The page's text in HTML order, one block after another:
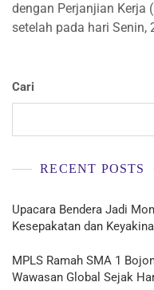
dengan Perjanjian Kerja
setelah pada hari Senin,
Cari
RECENT POSTS
Upacara Bendera Jadi
Kesepakatan dan
MPLS Ramah SMA 1
Wawasan Global Sejak